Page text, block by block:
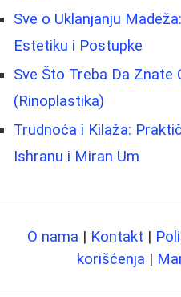
Sve o Uklanjanju
Estetiku i Postupke
Sve Što Treba Da Znate
(Rinoplastika)
Trudnoća i Kilaža:
Ishranu i Miran Um
O nama | Kontakt |
korišćenja |